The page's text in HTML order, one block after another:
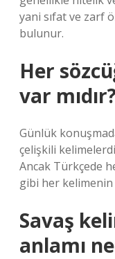
yani sıfat ve zarf
bulunur.
Her
var
Günlük
çelişkili
Ancak Türkçede
gibi her kelimenin
Savaş
anlamı